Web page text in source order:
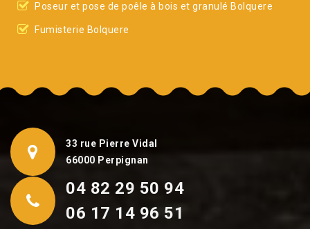
Poseur et pose de poêle à bois et granulé Bolquere
Fumisterie Bolquere
33 rue Pierre Vidal
66000 Perpignan
04 82 29 50 94
06 17 14 96 51